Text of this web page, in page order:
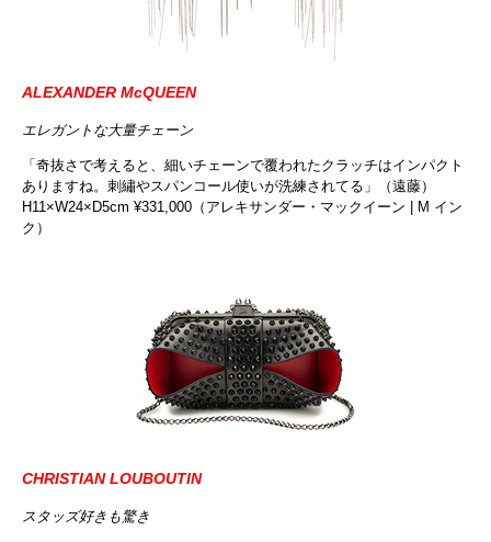
ALEXANDER McQUEEN
エレガントな大量チェーン
「奇抜さで考えると、細いチェーンで覆われたクラッチはインパクト
ありますね。刺繡やスパンコール使いが洗練されてる」（遠藤）
H11×W24×D5cm ¥331,000（アレキサンダー・マックイーン | M イン
ク）
CHRISTIAN LOUBOUTIN
スタッズ好きも驚き